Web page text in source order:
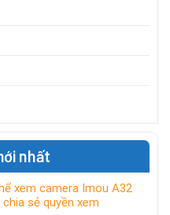
nhất
xem camera Imou A32
sẻ quyền xem